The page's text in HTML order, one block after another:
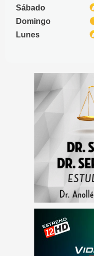
Sábado
Domingo
Lunes